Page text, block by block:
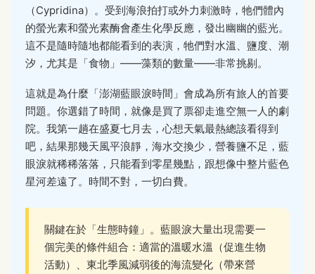
（Cypridina）。受到海浪拍打或外力刺激時，牠們體內
的螢光素和螢光素酶會產生化學反應，發出幽幽的藍光。
這不是隨時隨地都能看到的表演，牠們對水溫、鹽度、潮
汐，尤其是「食物」——藻類的數量——非常挑剔。
這就是為什麼「澎湖藍眼淚時間」會成為所有旅人的首要
問題。你選錯了時間，就像是買了票卻走進空無一人的劇
院。我第一趟在盛夏七月去，心想天氣最熱總該看得到
吧，結果那幾天風平浪靜，海水交換少，營養鹽不足，藍
眼淚就稀稀落落，只能看到零星幾點，跟想像中整片藍色
星河差遠了。時間不對，一切白費。
關鍵在於「生態時鐘」。藍眼淚大量出現需要一
個完美的條件組合：適當的溫暖水溫（促進生物
活動）、東北季風減弱後的海流變化（帶來營